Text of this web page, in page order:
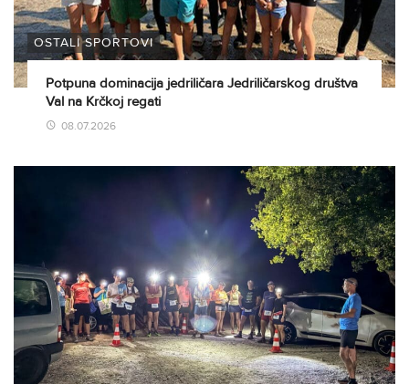
OSTALI SPORTOVI
Potpuna dominacija jedriličara Jedriličarskog društva
Val na Krčkoj regati
08.07.2026